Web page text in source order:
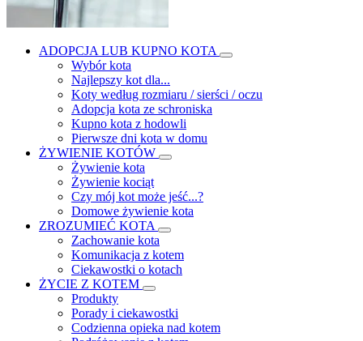
ADOPCJA LUB KUPNO KOTA
Wybór kota
Najlepszy kot dla...
Koty według rozmiaru / sierści / oczu
Adopcja kota ze schroniska
Kupno kota z hodowli
Pierwsze dni kota w domu
ŻYWIENIE KOTÓW
Żywienie kota
Żywienie kociąt
Czy mój kot może jeść...?
Domowe żywienie kota
ZROZUMIEĆ KOTA
Zachowanie kota
Komunikacja z kotem
Ciekawostki o kotach
ŻYCIE Z KOTEM
Produkty
Porady i ciekawostki
Codzienna opieka nad kotem